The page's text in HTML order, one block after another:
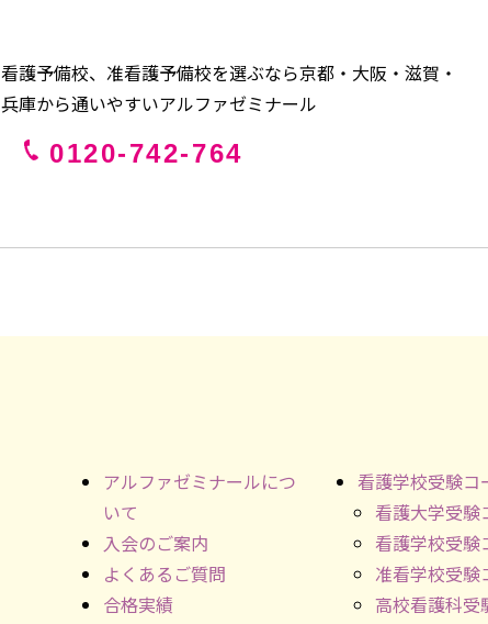
看護予備校、准看護予備校を選ぶなら京都・大阪・滋賀・
兵庫から通いやすいアルファゼミナール
0120-742-764
アルファゼミナールにつ
いて
入会のご案内
よくあるご質問
合格実績
看護学校受験コ
看護大学受験
看護学校受験
准看学校受験
高校看護科受